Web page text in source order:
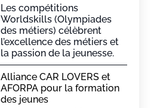
Les compétitions
Worldskills (Olympiades
des métiers) célèbrent
l’excellence des métiers et
la passion de la jeunesse.
Alliance CAR LOVERS et
AFORPA pour la formation
des jeunes